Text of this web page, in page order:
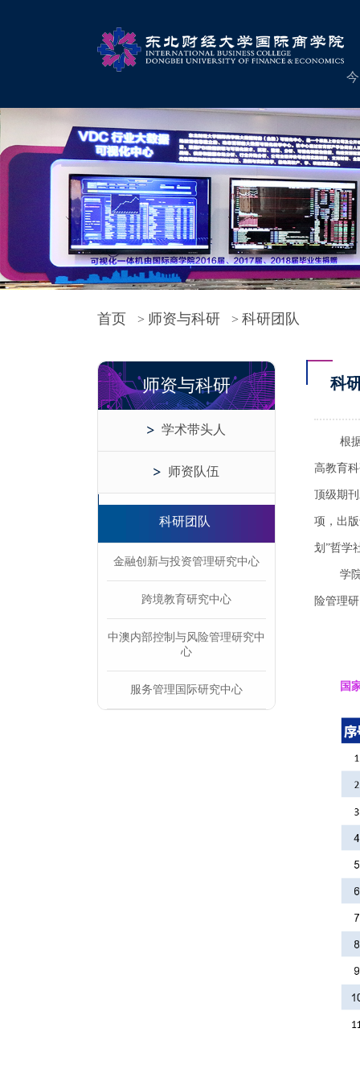
首页 > 师资与科研 > 科研团队
师资与科研
学术带头人
师资队伍
科研团队
金融创新与投资管理研究中心
跨境教育研究中心
中澳内部控制与风险管理研究中
心
服务管理国际研究中心
科
根
高教育
顶级期
项，出
划”哲学
学
险管理
国